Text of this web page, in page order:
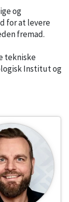
og
for at levere
fremad.
tekniske
Institut og